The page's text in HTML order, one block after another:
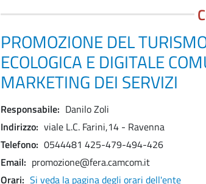
PROMOZIONE DEL
ECOLOGICA E DIGITALE
MARKETING DEI SERVIZI
Responsabile Danilo Zoli
Indirizzo viale L.C. Farini,14 - Ravenna
Telefono 0544481 425-479-494-426
Email
promozione@fera.camcom.it
Orari Si veda la pagina degli orari dell'ente